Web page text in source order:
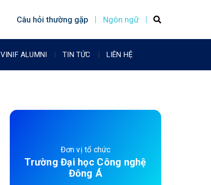
Câu hỏi thường gặp Ngôn ngữ
VINIF ALUMNI TIN TỨC LIÊN HỆ
Đơn vị tổ chức
Trường Đại học Công nghệ
Đông Á